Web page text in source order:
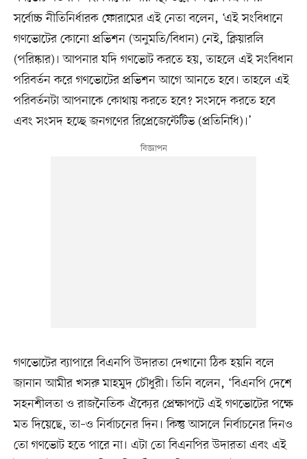
সর্বোচ্চ নীতিনির্ধারক ফোরামের এই নেতা বলেন, ‘এই সংবিধানে
গণভোটের কোনো প্রভিশন (অনুমতি/বিধান) নেই, ক্লিয়ারলি
(পরিষ্কার)। আপনার যদি গণভোট করতে হয়, তাহলে এই সংবিধান
পরিবর্তন করে গণভোটের প্রভিশন আগে আনতে হবে। তাহলে এই
পরিবর্তনটা আপনাকে কোথায় করতে হবে? সংসদে করতে হবে
এবং সংসদ হচ্ছে জনগণের রিপ্রেজেন্টেটিভ (প্রতিনিধি)।’
গণভোটের ব্যাপারে বিএনপি উদারতা দেখানো ঠিক হয়নি বলে
জানান আমীর খসরু মাহমুদ চৌধুরী। তিনি বলেন, ‘বিএনপি দেশে
সহনশীলতা ও রাজনৈতিক ঐক্যের প্রেক্ষাপটে এই গণভোটের পক্ষে
মত দিয়েছে, তা–ও নির্বাচনের দিন। কিন্তু আসলে নির্বাচনের দিনও
তো গণভোট হতে পারে না। এটা তো বিএনপির উদারতা এবং এই